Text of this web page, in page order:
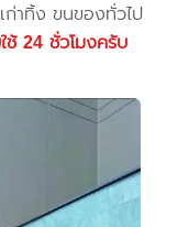
าทิ้ง ขนของทั่วไป
ช้ 24 ชั่วโมงครับ